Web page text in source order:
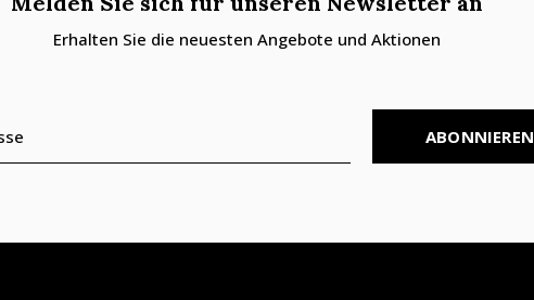
Erhalten Sie die neuesten Angebote und Aktionen
ABONNIEREN